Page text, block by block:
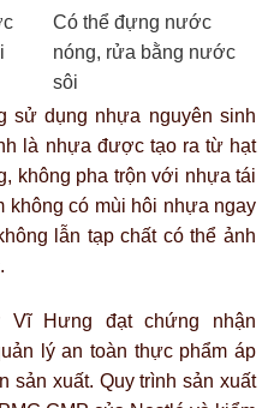
Có thể đựng nước
nóng, rửa bằng nước
sôi
sử dụng nhựa nguyên sinh
là nhựa được tạo ra từ hạt
không pha trộn với nhựa tái
không có mùi hôi nhựa ngay
lẫn tạp chất có thể ảnh
Vĩ Hưng đạt chứng nhận
lý an toàn thực phẩm áp
sản xuất. Quy trình sản xuất